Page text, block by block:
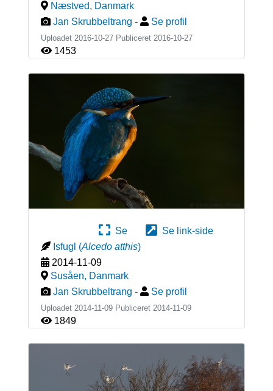
Næstved, Danmark
Jan Skrubbeltrang - Se profil
Uploadet 2016-10-27 Publiceret 2016-10-27
1453
Se
Se link-side
Isfugl (Alcedo atthis)
2014-11-09
Susåen, Danmark
Jan Skrubbeltrang - Se profil
Uploadet 2014-11-09 Publiceret 2014-11-09
1849